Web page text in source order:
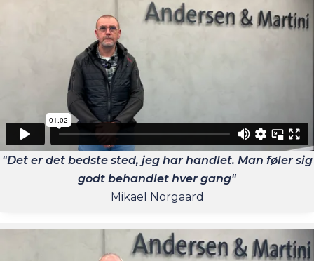
"Det er det bedste sted, jeg har handlet. Man føler sig
godt behandlet hver gang"
Mikael Norgaard